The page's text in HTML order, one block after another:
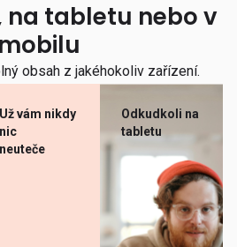
na tabletu nebo v
mobilu
obsah z jakéhokoliv zařízení.
Už vám nikdy
nic
neuteče
Odkudkoli na
tabletu